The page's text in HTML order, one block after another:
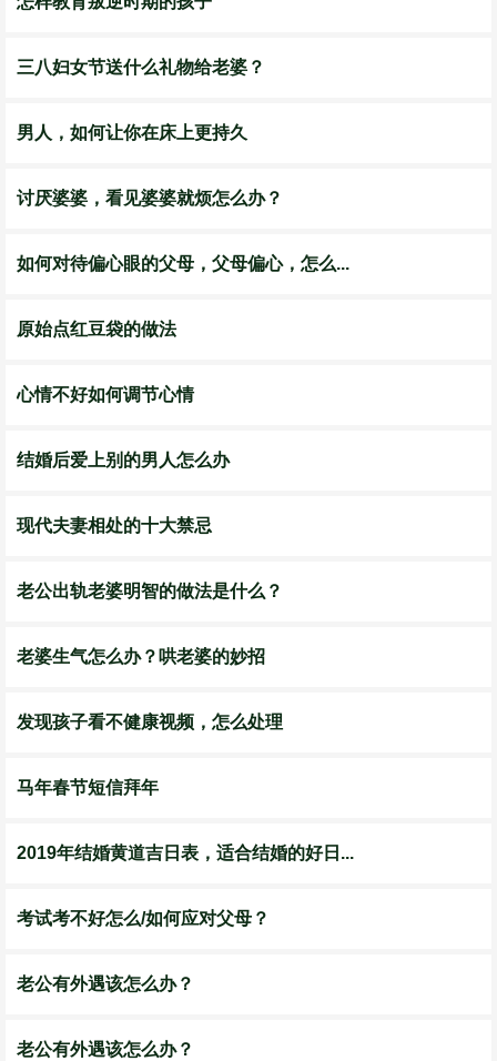
三八妇女节送什么礼物给老婆？
男人，如何让你在床上更持久
讨厌婆婆，看见婆婆就烦怎么办？
如何对待偏心眼的父母，父母偏心，怎么...
原始点红豆袋的做法
心情不好如何调节心情
结婚后爱上别的男人怎么办
现代夫妻相处的十大禁忌
老公出轨老婆明智的做法是什么？
老婆生气怎么办？哄老婆的妙招
发现孩子看不健康视频，怎么处理
马年春节短信拜年
2019年结婚黄道吉日表，适合结婚的好日...
考试考不好怎么/如何应对父母？
老公有外遇该怎么办？
老公有外遇该怎么办？